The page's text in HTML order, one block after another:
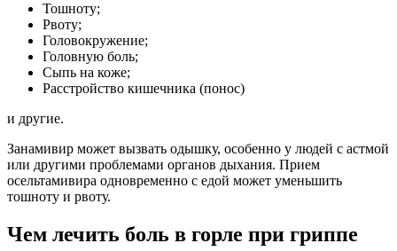
Тошноту;
Рвоту;
Головокружение;
Головную боль;
Сыпь на коже;
Расстройство кишечника (понос)
и другие.
Занамивир может вызвать одышку, особенно у людей с астмой
или другими проблемами органов дыхания. Прием
осельтамивира одновременно с едой может уменьшить
тошноту и рвоту.
Чем лечить боль в горле при гриппе